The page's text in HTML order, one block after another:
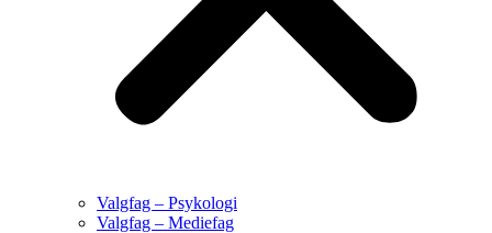
Valgfag – Psykologi
Valgfag – Mediefag